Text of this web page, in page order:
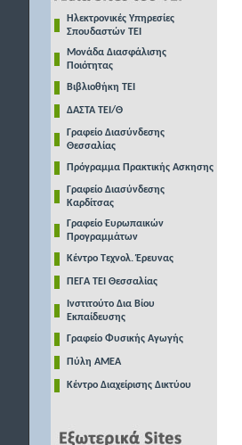
Ηλεκτρονικές Υπηρεσίες
Σπουδαστών ΤΕΙ
Μονάδα Διασφάλισης
Ποιότητας
Βιβλιοθήκη ΤΕΙ
ΔΑΣΤΑ ΤΕΙ/Θ
Γραφείο Διασύνδεσης
Θεσσαλίας
Πρόγραμμα Πρακτικής Ασκησης
Γραφείο Διασύνδεσης
Καρδίτσας
Γραφείο Ευρωπαικών
Προγραμμάτων
Κέντρο Τεχνολ. Έρευνας
ΠΕΓΑ ΤΕΙ Θεσσαλίας
Ινστιτούτο Δια Βίου
Εκπαίδευσης
Γραφείο Φυσικής Αγωγής
Πύλη ΑΜΕΑ
Κέντρο Διαχείρισης Δικτύου